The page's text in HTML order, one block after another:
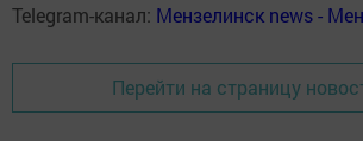
Telegram-канал: Мензелинск news -
Перейти на страницу